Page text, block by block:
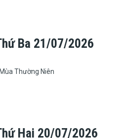
Ba 21/07/2026
Thường Niên
Hai 20/07/2026